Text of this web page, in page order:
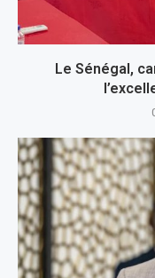
Le Sénégal,